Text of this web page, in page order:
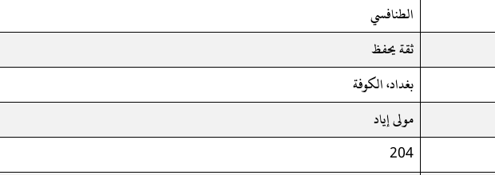
الطنافسي
ثقة يحفظ
بغداد، الكوفة
مولى إياد
204